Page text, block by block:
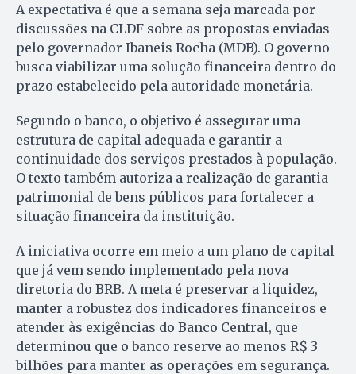
A expectativa é que a semana seja marcada por
discussões na CLDF sobre as propostas enviadas
pelo governador Ibaneis Rocha (MDB). O governo
busca viabilizar uma solução financeira dentro do
prazo estabelecido pela autoridade monetária.
Segundo o banco, o objetivo é assegurar uma
estrutura de capital adequada e garantir a
continuidade dos serviços prestados à população.
O texto também autoriza a realização de garantia
patrimonial de bens públicos para fortalecer a
situação financeira da instituição.
A iniciativa ocorre em meio a um plano de capital
que já vem sendo implementado pela nova
diretoria do BRB. A meta é preservar a liquidez,
manter a robustez dos indicadores financeiros e
atender às exigências do Banco Central, que
determinou que o banco reserve ao menos R$ 3
bilhões para manter as operações em segurança.